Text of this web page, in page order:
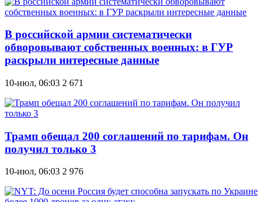
В российской армии систематически
обворовывают собственных военных: в ГУР
раскрыли интересные данные
10-июл, 06:03 2 671
Трамп обещал 200 соглашений по тарифам. Он
получил только 3
10-июл, 06:03 2 976